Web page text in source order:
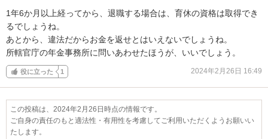
1年6か月以上経ってから、退職する場合は、育休の資格は取得でき
るでしょうね。
あとから、違法だからお金を返せとはいえないでしょうね。
所轄官庁の年金事務所に問いあわせたほうが、いいでしょう。
役に立った 1 2024年2月26日 16:49
この投稿は、2024年2月26日時点の情報です。
ご自身の責任のもと適法性・有用性を考慮してご利用いただくようお願いい
たします。